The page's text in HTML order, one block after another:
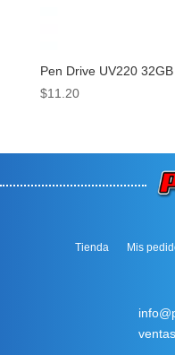
Pen Drive UV220 32GB
$11.20
Tienda Mis